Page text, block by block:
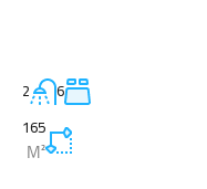
6
2
165
M²